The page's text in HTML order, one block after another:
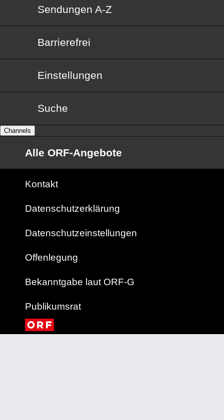
Sendungen von A bis Z
Sendungen A-Z
Barrierefrei
Barrierefrei
Einstellungen
Suche
Channels
Alle ORF-Angebote
Kontakt
Datenschutzerklärung
Datenschutzeinstellungen
Offenlegung
Bekanntgabe laut ORF-G
Publikumsrat